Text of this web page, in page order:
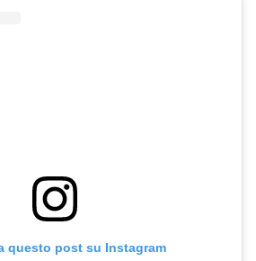
questo post su Instagram